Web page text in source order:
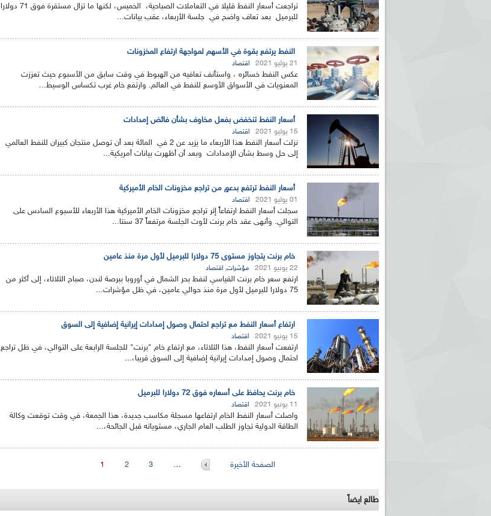
تراجعت أسعار النفط قليلا في التعاملات الصباحية، الخميس، لكنها ما تزال مستقرة فوق 71 دولارا
للبرميل بعد تعاف واضح في جلسة الأربعاء، عقب بيانات...
النفط يرتفع بقوة في الأسهم لمواجهة ارتفاع المخزونات
21 يوليو 2021 اقتصاد
عكس النفط خسائره ، واستأنف تعافيه من الهبوط في وقت سابق من الأسبوع حيث تعززت
المعنويات في الأسواق الأوسع للنفط في العالم. وارتفع خام غرب تكساس الوسيط...
أسعار النفط تنخفض بفعل مخاوف بشأن فائض إمدادات
15 يوليو 2021 اقتصاد
نزلت أسعار النفط هذا الأربعاء ما يزيد عن 2 في المائة بعد أن توصل منتجان كبيران للنفط العالمي
إلى حل وسط بشأن الإمدادات وبعد أن أظهرت بيانات أمريكية...
أسعار النفط ترتفع بدعمٍ من تراجع مخزونات الخام الأميركية
01 يوليو 2021 اقتصاد
سجلت أسعار النفط ارتفاعاً إثر تراجع مخزونات الخام الأميركية هذا الأربعاء للأسبوع السادس على
التوالي. وأنهى عقد خام برنت لأوت الجلسة مرتفعاً 37 سنتا...
خام برنت يتجاوز مستوى 75 دولارا للبرميل لأول مرة منذ عامين
22 يونيو 2021 مؤشرات, اقتصاد
ارتفع سعر خام برنت القياسي لنفط بحر الشمال في أوروبا ببرصة لندن، صباح الثلاثاء، إلى أكثر من
75 دولارا للبرميل لأول مرة منذ حوالي عامين، في ظل مؤشرات...
ارتفاع أسعار النفط مع تراجع احتمال وصول إمدادات إيرانية إضافية إلى السوق
15 يونيو 2021 اقتصاد
ارتفعت أسعار النفط، هذا الثلاثاء، مع ارتفاع خام "برنت" للجلسة الرابعة على التوالي، في ظل تراجع
احتمال وصول إمدادات إيرانية إضافية إلى السوق قريبا،...
خام برنت يحافظ على أسعاره فوق 72 دولارا للبرميل
11 يونيو 2021 اقتصاد
واصلت أسعار النفط الخام ارتفاعها مسجلة مكاسب جديدة، هذا الجمعة، في وقت توقعت وكالة
الطاقة الدولية تجاوز الطلب العام الجاري، مستوياته قبل الجائحة،...
1 2 3 … الصفحة الأخيرة
طالع ايضاً